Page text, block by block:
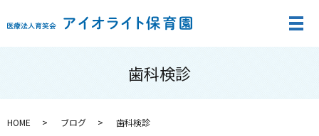
メ
歯科検診
HOME ブログ 歯科検診